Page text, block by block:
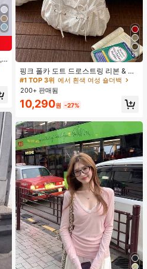
28
핑크 폴카 도트 드로스트링 리본 & 러
플 구름 장식 숄더백, 여성용 대용량
크로스바디 백
#1 TOP 3위
에서 흰색 여성 숄더백
#1 TOP 3위 에서 흰색 여성 숄더백
거의 매진!
#1 TOP 3위 에서 흰색 여성 숄더백
거의 매진!
거의 매진!
200+ 판매됨
10,290원 -27%